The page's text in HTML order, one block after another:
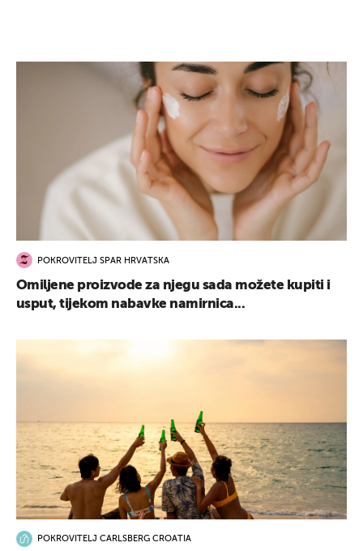
POKROVITELJ SPAR HRVATSKA
Omiljene proizvode za njegu sada možete kupiti i
usput, tijekom nabavke namirnica...
POKROVITELJ CARLSBERG CROATIA